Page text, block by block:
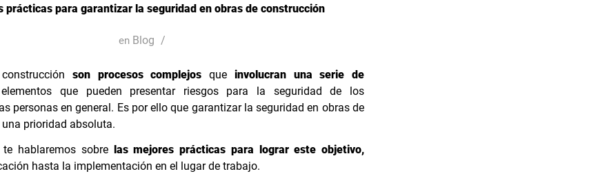
prácticas para garantizar la seguridad en obras de construcción
en Blog /
son procesos complejos que involucran una serie de
que pueden presentar riesgos para la seguridad de los
personas en general. Es por ello que garantizar la seguridad en obras de
prioridad absoluta.
hablaremos sobre
las mejores prácticas para lograr este objetivo,
hasta la implementación en el lugar de trabajo.